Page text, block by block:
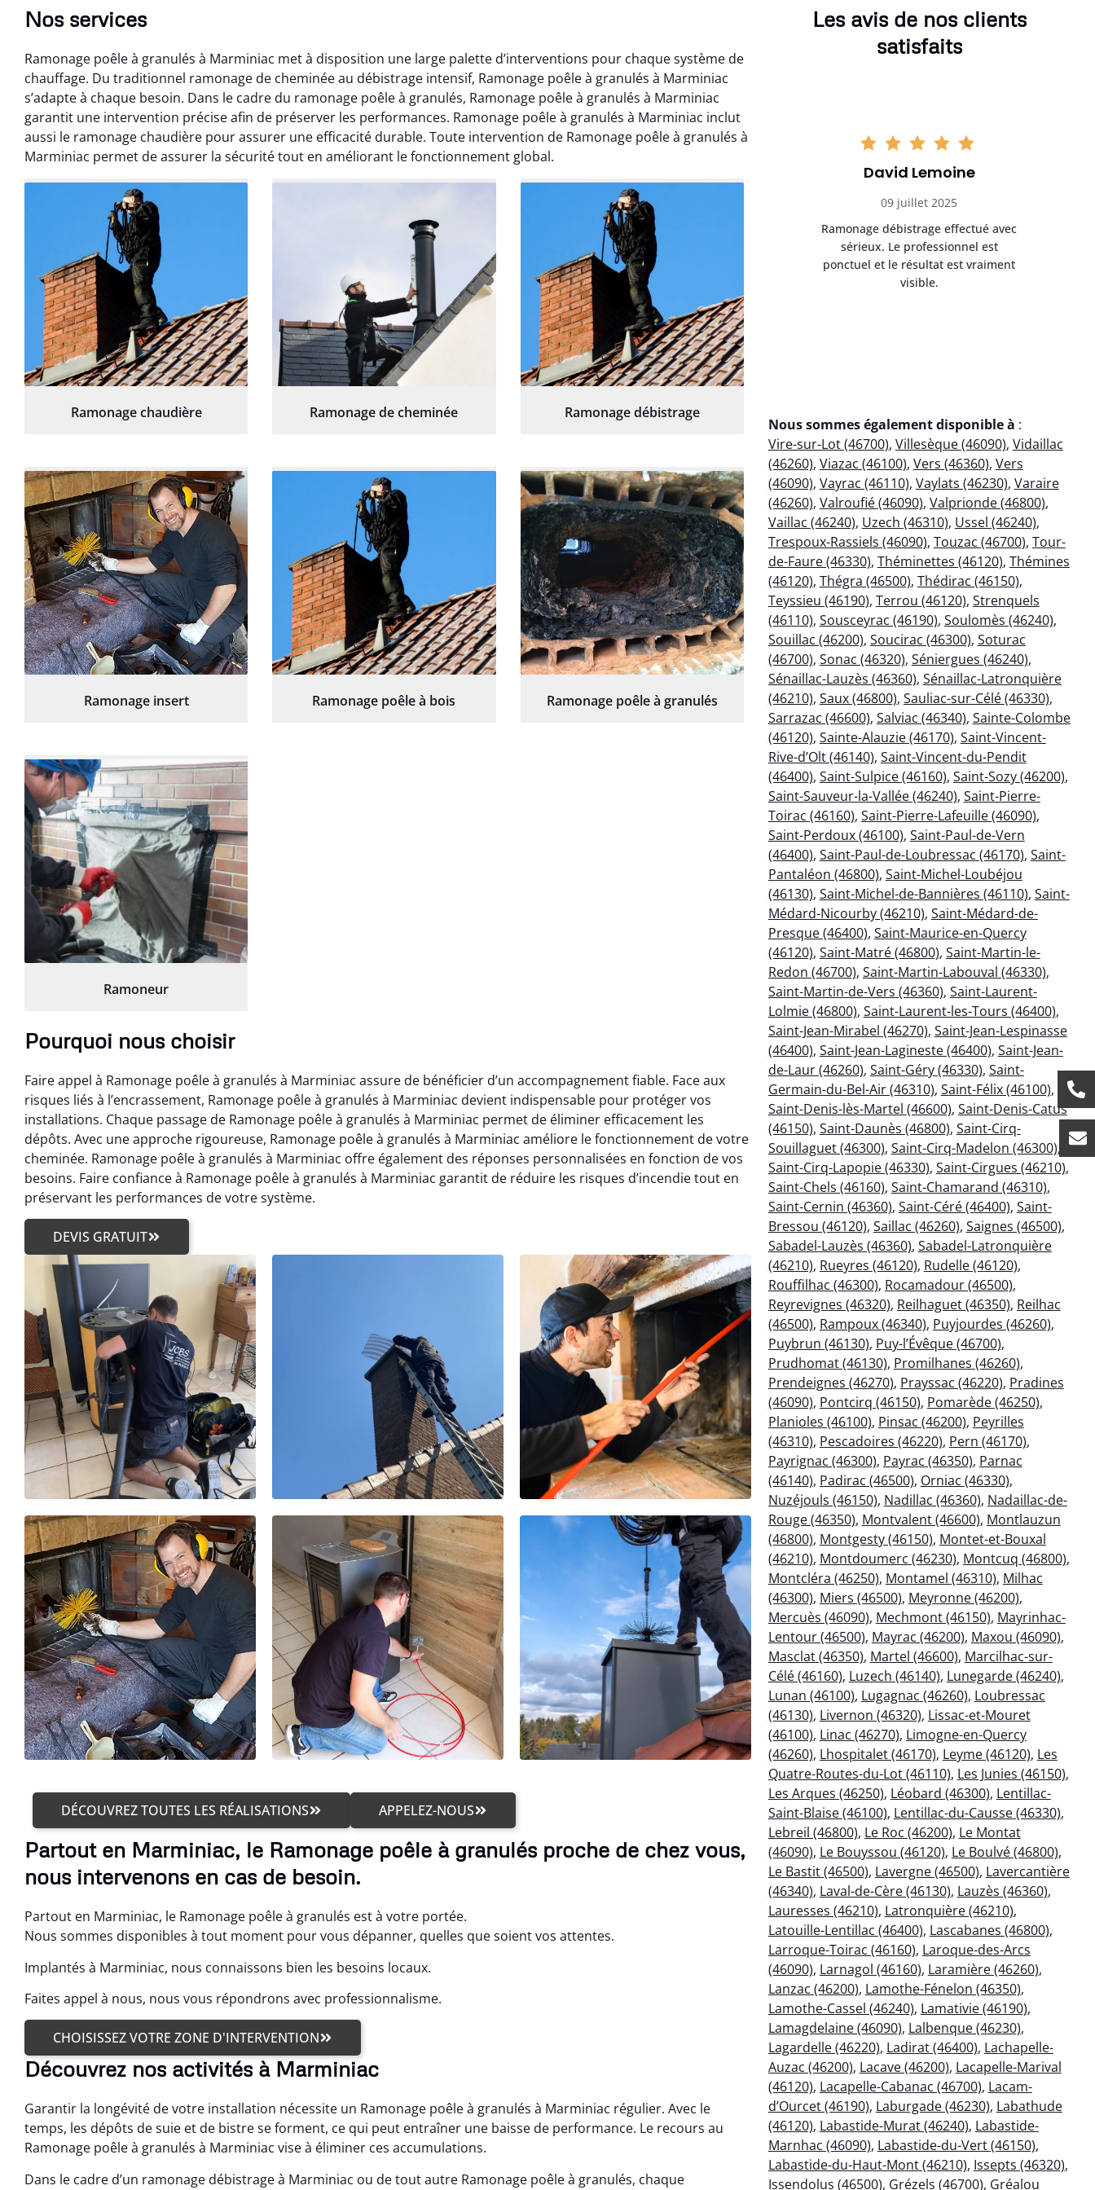
Nos services
Ramonage poêle à granulés à Marminiac met à disposition une large palette d’interventions pour chaque système de
chauffage. Du traditionnel ramonage de cheminée au débistrage intensif, Ramonage poêle à granulés à Marminiac
s’adapte à chaque besoin. Dans le cadre du ramonage poêle à granulés, Ramonage poêle à granulés à Marminiac
garantit une intervention précise afin de préserver les performances. Ramonage poêle à granulés à Marminiac inclut
aussi le ramonage chaudière pour assurer une efficacité durable. Toute intervention de Ramonage poêle à granulés à
Marminiac permet de assurer la sécurité tout en améliorant le fonctionnement global.
Ramonage chaudière Ramonage de cheminée Ramonage débistrage
Ramonage insert Ramonage poêle à bois Ramonage poêle à granulés
Ramoneur
Pourquoi nous choisir
Faire appel à Ramonage poêle à granulés à Marminiac assure de bénéficier d’un accompagnement fiable. Face aux
risques liés à l’encrassement, Ramonage poêle à granulés à Marminiac devient indispensable pour protéger vos
installations. Chaque passage de Ramonage poêle à granulés à Marminiac permet de éliminer efficacement les
dépôts. Avec une approche rigoureuse, Ramonage poêle à granulés à Marminiac améliore le fonctionnement de votre
cheminée. Ramonage poêle à granulés à Marminiac offre également des réponses personnalisées en fonction de vos
besoins. Faire confiance à Ramonage poêle à granulés à Marminiac garantit de réduire les risques d’incendie tout en
préservant les performances de votre système.
DEVIS GRATUIT
DÉCOUVREZ TOUTES LES RÉALISATIONS APPELEZ-NOUS
Partout en Marminiac, le Ramonage poêle à granulés proche de chez vous,
nous intervenons en cas de besoin.
Partout en Marminiac, le Ramonage poêle à granulés est à votre portée.
Nous sommes disponibles à tout moment pour vous dépanner, quelles que soient vos attentes.
Implantés à Marminiac, nous connaissons bien les besoins locaux.
Faites appel à nous, nous vous répondrons avec professionnalisme.
CHOISISSEZ VOTRE ZONE D'INTERVENTION
Découvrez nos activités à Marminiac
Garantir la longévité de votre installation nécessite un Ramonage poêle à granulés à Marminiac régulier. Avec le
temps, les dépôts de suie et de bistre se forment, ce qui peut entraîner une baisse de performance. Le recours au
Ramonage poêle à granulés à Marminiac vise à éliminer ces accumulations.
Dans le cadre d’un ramonage débistrage à Marminiac ou de tout autre Ramonage poêle à granulés, chaque
Les avis de nos clients
satisfaits
Ramonage débistrage réalisé dans
les règles. Travail efficace, propre et
sans mauvaise surprise. Je
recommande.
14 juin 2025
Très bon service de ramonage
débistrage. Le conduit était très
encrassé et tout a été nettoyé
parfaitement. Travail soigné.
David Lemoine
09 juillet 2025
Ramonage débistrage effectué avec
sérieux. Le professionnel est
ponctuel et le résultat est vraiment
visible.
Nous sommes également disponible à :
Vire-sur-Lot (46700), Villesèque (46090), Vidaillac
(46260), Viazac (46100), Vers (46360), Vers
(46090), Vayrac (46110), Vaylats (46230), Varaire
(46260), Valroufié (46090), Valprionde (46800),
Vaillac (46240), Uzech (46310), Ussel (46240),
Trespoux-Rassiels (46090), Touzac (46700), Tour-
de-Faure (46330), Théminettes (46120), Thémines
(46120), Thégra (46500), Thédirac (46150),
Teyssieu (46190), Terrou (46120), Strenquels
(46110), Sousceyrac (46190), Soulomès (46240),
Souillac (46200), Soucirac (46300), Soturac
(46700), Sonac (46320), Séniergues (46240),
Sénaillac-Lauzès (46360), Sénaillac-Latronquière
(46210), Saux (46800), Sauliac-sur-Célé (46330),
Sarrazac (46600), Salviac (46340), Sainte-Colombe
(46120), Sainte-Alauzie (46170), Saint-Vincent-
Rive-d’Olt (46140), Saint-Vincent-du-Pendit
(46400), Saint-Sulpice (46160), Saint-Sozy (46200),
Saint-Sauveur-la-Vallée (46240), Saint-Pierre-
Toirac (46160), Saint-Pierre-Lafeuille (46090),
Saint-Perdoux (46100), Saint-Paul-de-Vern
(46400), Saint-Paul-de-Loubressac (46170), Saint-
Pantaléon (46800), Saint-Michel-Loubéjou
(46130), Saint-Michel-de-Bannières (46110), Saint-
Médard-Nicourby (46210), Saint-Médard-de-
Presque (46400), Saint-Maurice-en-Quercy
(46120), Saint-Matré (46800), Saint-Martin-le-
Redon (46700), Saint-Martin-Labouval (46330),
Saint-Martin-de-Vers (46360), Saint-Laurent-
Lolmie (46800), Saint-Laurent-les-Tours (46400),
Saint-Jean-Mirabel (46270), Saint-Jean-Lespinasse
(46400), Saint-Jean-Lagineste (46400), Saint-Jean-
de-Laur (46260), Saint-Géry (46330), Saint-
Germain-du-Bel-Air (46310), Saint-Félix (46100),
Saint-Denis-lès-Martel (46600), Saint-Denis-Catus
(46150), Saint-Daunès (46800), Saint-Cirq-
Souillaguet (46300), Saint-Cirq-Madelon (46300),
Saint-Cirq-Lapopie (46330), Saint-Cirgues (46210),
Saint-Chels (46160), Saint-Chamarand (46310),
Saint-Cernin (46360), Saint-Céré (46400), Saint-
Bressou (46120), Saillac (46260), Saignes (46500),
Sabadel-Lauzès (46360), Sabadel-Latronquière
(46210), Rueyres (46120), Rudelle (46120),
Rouffilhac (46300), Rocamadour (46500),
Reyrevignes (46320), Reilhaguet (46350), Reilhac
(46500), Rampoux (46340), Puyjourdes (46260),
Puybrun (46130), Puy-l’Évêque (46700),
Prudhomat (46130), Promilhanes (46260),
Prendeignes (46270), Prayssac (46220), Pradines
(46090), Pontcirq (46150), Pomarède (46250),
Planioles (46100), Pinsac (46200), Peyrilles
(46310), Pescadoires (46220), Pern (46170),
Payrignac (46300), Payrac (46350), Parnac
(46140), Padirac (46500), Orniac (46330),
Nuzéjouls (46150), Nadillac (46360), Nadaillac-de-
Rouge (46350), Montvalent (46600), Montlauzun
(46800), Montgesty (46150), Montet-et-Bouxal
(46210), Montdoumerc (46230), Montcuq (46800),
Montcléra (46250), Montamel (46310), Milhac
(46300), Miers (46500), Meyronne (46200),
Mercuès (46090), Mechmont (46150), Mayrinhac-
Lentour (46500), Mayrac (46200), Maxou (46090),
Masclat (46350), Martel (46600), Marcilhac-sur-
Célé (46160), Luzech (46140), Lunegarde (46240),
Lunan (46100), Lugagnac (46260), Loubressac
(46130), Livernon (46320), Lissac-et-Mouret
(46100), Linac (46270), Limogne-en-Quercy
(46260), Lhospitalet (46170), Leyme (46120), Les
Quatre-Routes-du-Lot (46110), Les Junies (46150),
Les Arques (46250), Léobard (46300), Lentillac-
Saint-Blaise (46100), Lentillac-du-Causse (46330),
Lebreil (46800), Le Roc (46200), Le Montat
(46090), Le Bouyssou (46120), Le Boulvé (46800),
Le Bastit (46500), Lavergne (46500), Lavercantière
(46340), Laval-de-Cère (46130), Lauzès (46360),
Lauresses (46210), Latronquière (46210),
Latouille-Lentillac (46400), Lascabanes (46800),
Larroque-Toirac (46160), Laroque-des-Arcs
(46090), Larnagol (46160), Laramière (46260),
Lanzac (46200), Lamothe-Fénelon (46350),
Lamothe-Cassel (46240), Lamativie (46190),
Lamagdelaine (46090), Lalbenque (46230),
Lagardelle (46220), Ladirat (46400), Lachapelle-
Auzac (46200), Lacave (46200), Lacapelle-Marival
(46120), Lacapelle-Cabanac (46700), Lacam-
d’Ourcet (46190), Laburgade (46230), Labathude
(46120), Labastide-Murat (46240), Labastide-
Marnhac (46090), Labastide-du-Vert (46150),
Labastide-du-Haut-Mont (46210), Issepts (46320),
Issendolus (46500), Grézels (46700), Gréalou